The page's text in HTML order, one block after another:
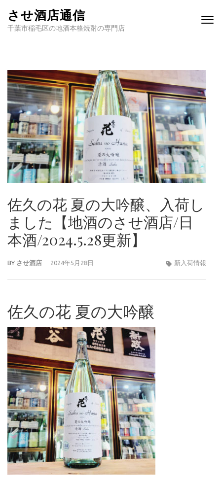
させ酒店通信
千葉市稲毛区の地酒本格焼酎の専門店
佐久の花 夏の大吟醸、入荷し
ました【地酒のさせ酒店/日
本酒/2024.5.28更新】
BY させ酒店 2024年5月28日 新入荷情報
佐久の花 夏の大吟醸